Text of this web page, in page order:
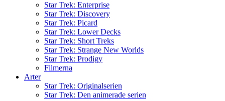
Star Trek: Enterprise
Star Trek: Discovery
Star Trek: Picard
Star Trek: Lower Decks
Star Trek: Short Treks
Star Trek: Strange New Worlds
Star Trek: Prodigy
Filmerna
Arter
Star Trek: Originalserien
Star Trek: Den animerade serien